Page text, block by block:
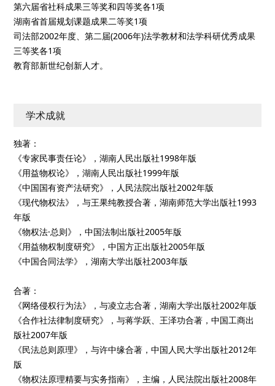
第六届省社科成果三等奖和四等奖各1项
湖南省首届规划课题成果二等奖1项
司法部2002年度、第二届(2006年)法学教材和法学科研优秀成果
三等奖各1项
教育部新世纪创新人才。
学术成就
独著：
《专家民事责任论》，湖南人民出版社1998年版
《用益物权论》，湖南人民出版社1999年版
《中国国有资产法研究》，人民法院出版社2002年版
《现代物权法》，与王果纯教授合著，湖南师范大学出版社1993
年版
《物权法·总则》，中国法制出版社2005年版
《用益物权制度研究》，中国方正出版社2005年版
《中国合同法学》，湖南大学出版社2003年版
合著：
《网络侵权行为法》，与凌立志合著，湖南大学出版社2002年版
《合作社法律制度研究》，与蒋学跃、王泽功合著，中国工商出
版社2007年版
《民法总则原理》，与许中缘合著，中国人民大学出版社2012年
版
《物权法原理精要与实务指南》，主编，人民法院出版社2008年